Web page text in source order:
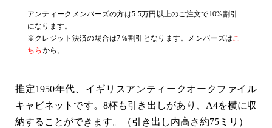
アンティークメンバーズの方は5.5万円以上のご注文で10%割引
になります。
※クレジット決済の場合は7％割引となります。メンバーズはこ
ちら から。
推定1950年代、イギリスアンティークオークファイル
キャビネットです。8杯も引き出しがあり、A4を横に収
納することができます。（引き出し内高さ約75ミリ）